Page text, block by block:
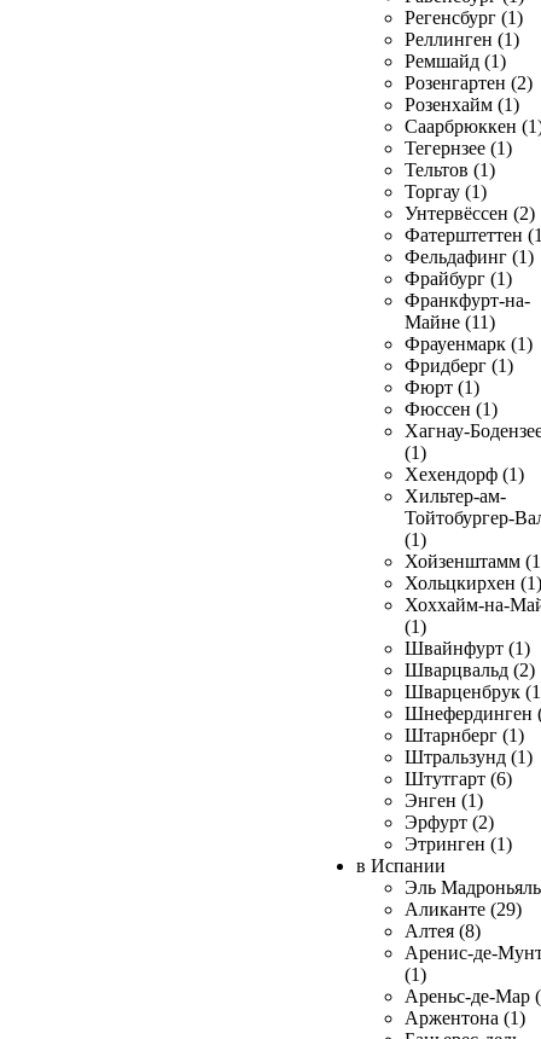
Регенсбург (1)
Реллинген (1)
Ремшайд (1)
Розенгартен (2)
Розенхайм (1)
Саарбрюккен
Тегернзее (1)
Тельтов (1)
Торгау (1)
Унтервёссен (2)
Фатерштеттен
Фельдафинг (1)
Фрайбург (1)
Франкфурт-на-
Майне (11)
Фрауенмарк (1)
Фридберг (1)
Фюрт (1)
Фюссен (1)
Хагнау-
(1)
Хехендорф (1)
Хильтер-ам-
Тойтобургер-
(1)
Хойзенштамм
Хольцкирхен (1)
Хоххайм-на-
(1)
Швайнфурт (1)
Шварцвальд (2)
Шварценбрук
Шнефердинген
Штарнберг (1)
Штральзунд (1)
Штутгарт (6)
Энген (1)
Эрфурт (2)
Этринген (1)
в Испании
Эль
Аликанте (29)
Алтея (8)
Аренис-де-
(1)
Ареньс-де-Мар
Аржентона (1)